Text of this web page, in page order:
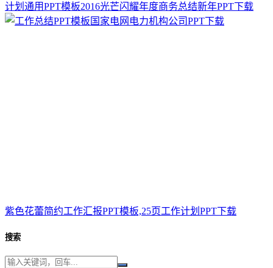
计划通用PPT模板2016光芒闪耀年度商务总结新年PPT下载
紫色花蕾简约工作汇报PPT模板,25页工作计划PPT下载
搜索